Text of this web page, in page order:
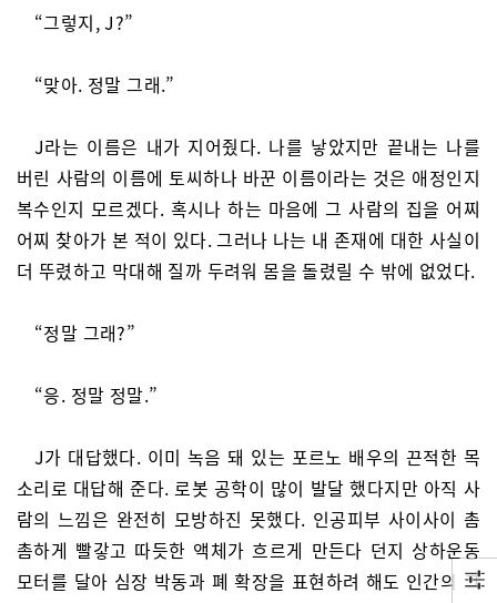
“그렇지, J?”
“맞아. 정말 그래.”
J라는 이름은 내가 지어줬다. 나를 낳았지만 끝내는 나를
버린 사람의 이름에 토씨하나 바꾼 이름이라는 것은 애정인지
복수인지 모르겠다. 혹시나 하는 마음에 그 사람의 집을 어찌
어찌 찾아가 본 적이 있다. 그러나 나는 내 존재에 대한 사실이
더 뚜렸하고 막대해 질까 두려워 몸을 돌렸릴 수 밖에 없었다.
“정말 그래?”
“응. 정말 정말.”
J가 대답했다. 이미 녹음 돼 있는 포르노 배우의 끈적한 목
소리로 대답해 준다. 로봇 공학이 많이 발달 했다지만 아직 사
람의 느낌은 완전히 모방하진 못했다. 인공피부 사이사이 촘
촘하게 빨갛고 따듯한 액체가 흐르게 만든다 던지 상하운동
모터를 달아 심장 박동과 폐 확장을 표현하려 해도 인간의 그